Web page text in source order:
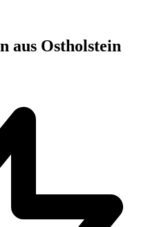
aus Ostholstein